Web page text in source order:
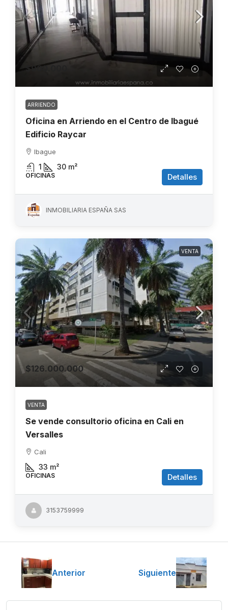
$900.000
ARRIENDO
Oficina en Arriendo en el Centro de Ibagué
Edificio Raycar
Ibague
1 30 m²
OFICINAS Detalles
INMOBILIARIA ESPAÑA SAS
VENTA
$126.000.000
VENTA
Se vende consultorio oficina en Cali en
Versalles
Cali
33 m²
OFICINAS Detalles
3153759999
Anterior Siguiente